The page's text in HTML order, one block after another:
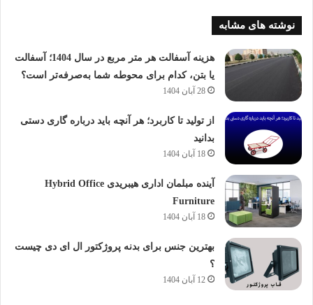
نوشته های مشابه
هزینه آسفالت هر متر مربع در سال 1404؛ آسفالت
یا بتن، کدام برای محوطه شما به‌صرفه‌تر است؟
28 آبان 1404
از تولید تا کاربرد؛ هر آنچه باید درباره گاری دستی
بدانید
18 آبان 1404
آینده مبلمان اداری هیبریدی Hybrid Office
Furniture
18 آبان 1404
بهترین جنس برای بدنه پروژکتور ال ای دی چیست
؟
12 آبان 1404